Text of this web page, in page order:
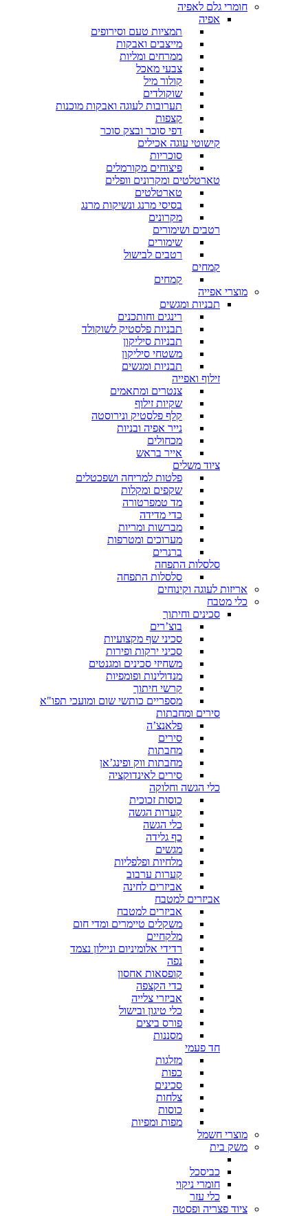
חומרי גלם לאפיה
אפיה
תמציות טעם וסירופים
מייצבים ואבקות
ממרחים ומליות
צבעי מאכל
קולור מיל
שוקולדים
תערובות לעוגה ואבקות מוכנות
קצפות
דפי סוכר ובצק סוכר
קישוטי עוגה אכילים
סוכריות
פיצוחים מקורמלים
טארטלטים ומקרונים וופלים
טארטלטים
בסיסי מרנג ונשיקות מרנג
מקרונים
רטבים ושימורים
שימורים
רטבים לבישול
קמחים
קמחים
מוצרי אפייה
תבניות ומגשים
רינגים וחותכנים
תבניות פלסטיק לשוקולד
תבניות סיליקון
משטחי סיליקון
תבניות ומגשים
זילוף ואפייה
צנטרים ומתאמים
שקיות זילוף
קלף פלסטיק ונירוסטה
נייר אפיה ובניות
מכחולים
אייר בראש
ציוד משלים
פלטות למריחה ושפכטלים
שקפים ומקלות
מד טמפרטורה
כדי מדידה
מברשות ומריות
מערוכים ומטרפות
ברנרים
סלסלות התפחה
סלסלות התפחה
אריזות לעוגה וקינוחים
כלי מטבח
סכינים וחיתוך
בוצ’רים
סכיני שף מקצועיות
סכיני ירקות ופירות
משחיזי סכינים ומגנטים
מנדולינות ופומפיות
קרשי חיתוך
מספריים כותשי שום ומועכי תפו"א
סירים ומחבתות
פלאנצ’ה
סירים
מחבתות
מחבתות ווק ופינג’אן
סירים לאינדוקציה
כלי הגשה וחלוקה
כוסות זכוכית
קערות הגשה
כלי הגשה
כף גלידה
מגשים
מלחיות ופלפליות
קערות ערבוב
אביזרים לחינה
אביזרים למטבח
אביזרים למטבח
משקלים טיימרים ומדי חום
מלקחיים
רדידי אלומיניום וניילון נצמד
נפה
קופסאות אחסון
כדי הקצפה
אביזרי צלייה
כלי טיגון ובישול
פורס ביצים
מסננות
חד פעמי
מזלגות
כפות
סכינים
צלחות
כוסות
מפות ומפיות
מוצרי חשמל
משק בית
כביסכל
חומרי ניקוי
כלי עזר
ציוד פצריה ופסטה